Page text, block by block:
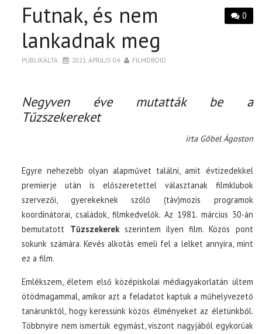
0
Futnak, és nem
lankadnak meg
PUBLIKÁLTA 2021. ÁPRILIS 04. FILMDROID
Negyven éve mutatták be a
Tűzszekereket
írta Gőbel Ágoston
Egyre nehezebb olyan alapművet találni, amit évtizedekkel
premierje után is előszeretettel választanak filmklubok
szervezői, gyerekeknek szóló (táv)mozis programok
koordinátorai, családok, filmkedvelők. Az 1981. március 30-án
bemutatott Tűzszekerekszerintem ilyen film. Közös pont
sokunk számára. Kevés alkotás emeli fel a lelket annyira, mint
ez a film.
Emlékszem, életem első középiskolai médiagyakorlatán ültem
ötödmagammal, amikor azt a feladatot kaptuk a műhelyvezető
tanárunktól, hogy keressünk közös élményeket az életünkből.
Többnyire nem ismertük egymást, viszont nagyjából egykorúak